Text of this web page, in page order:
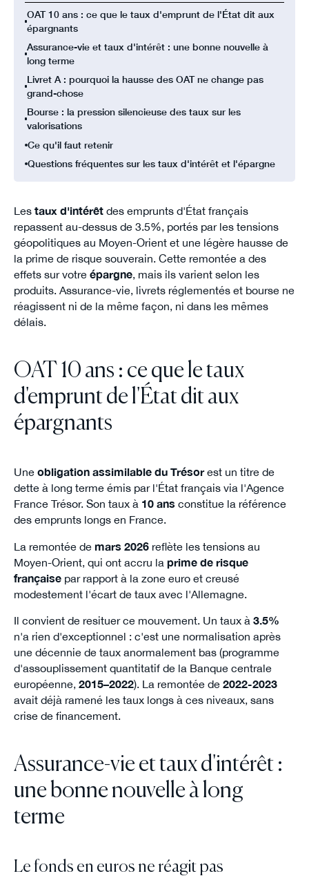
OAT 10 ans : ce que le taux d'emprunt de l'État dit aux
épargnants
Assurance-vie et taux d'intérêt : une bonne nouvelle à
long terme
Livret A : pourquoi la hausse des OAT ne change pas
grand-chose
Bourse : la pression silencieuse des taux sur les
valorisations
Ce qu'il faut retenir
Questions fréquentes sur les taux d'intérêt et l'épargne
Les taux d'intérêtdes emprunts d'État français
repassent au-dessus de 3.5%, portés par les tensions
géopolitiques au Moyen-Orient et une légère hausse de
la prime de risque souverain. Cette remontée a des
effets sur votre épargne, mais ils varient selon les
produits. Assurance-vie, livrets réglementés et bourse ne
réagissent ni de la même façon, ni dans les mêmes
délais.
OAT 10 ans : ce que le taux
d'emprunt de l'État dit aux
épargnants
Une obligation assimilable du Trésorest un titre de
dette à long terme émis par l'État français via l'Agence
France Trésor. Son taux à 10 ans constitue la référence
des emprunts longs en France.
La remontée de mars 2026reflète les tensions au
Moyen-Orient, qui ont accru la prime de risque
françaisepar rapport à la zone euro et creusé
modestement l'écart de taux avec l'Allemagne.
Il convient de resituer ce mouvement. Un taux à 3.5%
n'a rien d'exceptionnel : c'est une normalisation après
une décennie de taux anormalement bas (programme
d'assouplissement quantitatif de la Banque centrale
européenne, 2015–2022). La remontée de 2022-2023
avait déjà ramené les taux longs à ces niveaux, sans
crise de financement.
Assurance-vie et taux d'intérêt :
une bonne nouvelle à long
terme
Le fonds en euros ne réagit pas